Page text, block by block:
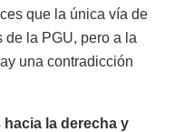
que la única vía de
de la PGU, pero a la
una contradicción
la derecha y